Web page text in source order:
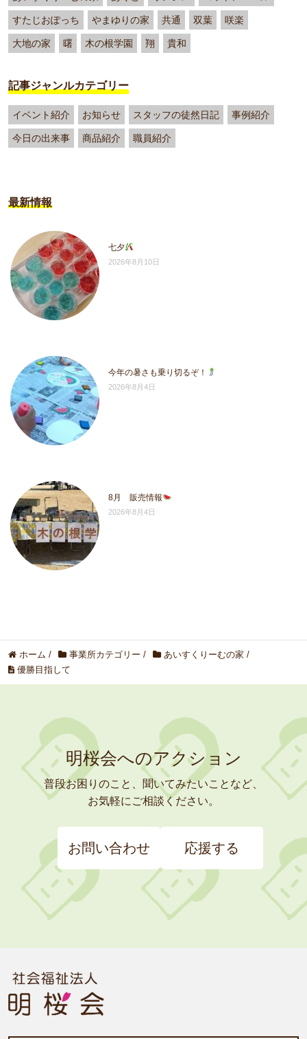
すたじおぽっち やまゆりの家 共通 双葉 咲楽
大地の家 曙 木の根学園 翔 貴和
記事ジャンルカテゴリー
イベント紹介 お知らせ スタッフの徒然日記 事例紹介
今日の出来事 商品紹介 職員紹介
最新情報
七夕
2026年8月10日
今年の暑さも乗り切るぞ！
2026年8月4日
8月 販売情報
2026年8月4日
ホーム / 事業所カテゴリー / あいすくりーむの家 /
優勝目指して
明桜会へのアクション
普段お困りのこと、聞いてみたいことなど、
お気軽にご相談ください。
お問い合わせ 応援する